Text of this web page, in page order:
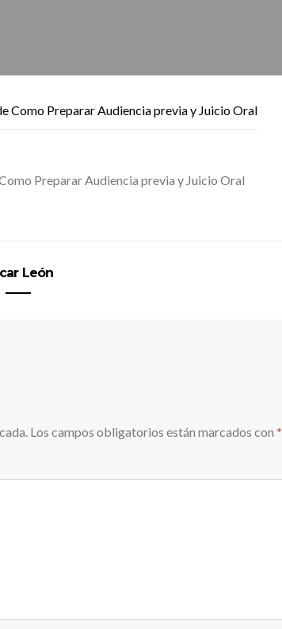
Preparar Audiencia previa y Juicio Oral
León
Los campos obligatorios están marcados con *